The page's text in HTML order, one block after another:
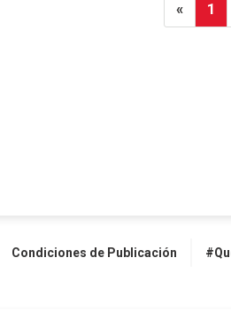
« 1
Condiciones de Publicación